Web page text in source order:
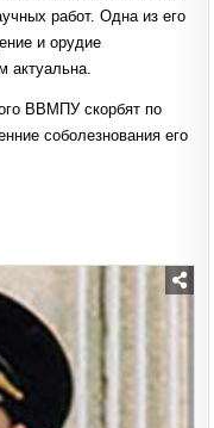
работ. Одна из его
и орудие
актуальна.
ВВМПУ скорбят по
соболезнования его